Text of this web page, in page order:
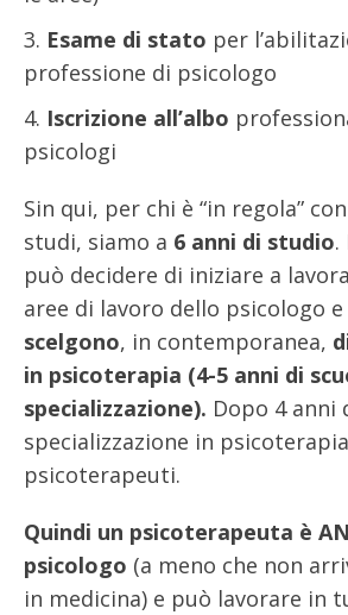
Esame di stato per
professione di psicologo
Iscrizione all’albo
psicologi
Sin qui, per chi è “in regola”
studi, siamo a 6 anni di studio.
può decidere di iniziare a
aree di lavoro dello psicologo e
scelgono, in contemporanea,
in psicoterapia (4-5 anni di
specializzazione). Dopo 4 anni
specializzazione in
psicoterapeuti.
Quindi un psicoterapeuta è
psicologo (a meno che non
in medicina) e può lavorare in